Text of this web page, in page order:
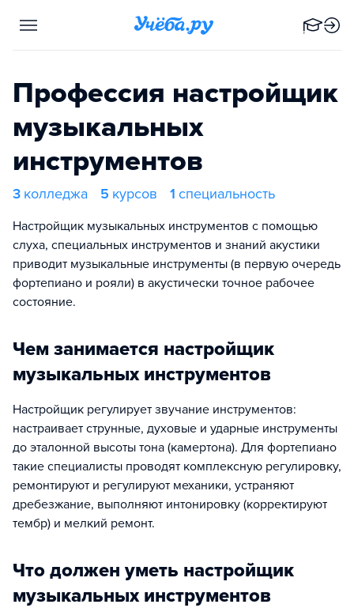
Профессия настройщик
музыкальных
инструментов
3 колледжа 5 курсов 1 специальность
Настройщик музыкальных инструментов с помощью
слуха, специальных инструментов и знаний акустики
приводит музыкальные инструменты (в первую очередь
фортепиано и рояли) в акустически точное рабочее
состояние.
Чем занимается настройщик
музыкальных инструментов
Настройщик регулирует звучание инструментов:
настраивает струнные, духовые и ударные инструменты
до эталонной высоты тона (камертона). Для фортепиано
такие специалисты проводят комплексную регулировку,
ремонтируют и регулируют механики, устраняют
дребезжание, выполняют интонировку (корректируют
тембр) и мелкий ремонт.
Что должен уметь настройщик
музыкальных инструментов